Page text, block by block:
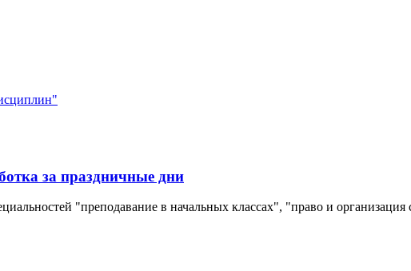
за праздничные дни
"преподавание в начальных классах", "право и